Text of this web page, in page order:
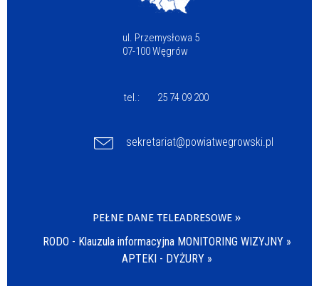
ul. Przemysłowa 5
07-100 Węgrów
tel.: 25 74 09 200
sekretariat@powiatwegrowski.pl
PEŁNE DANE TELEADRESOWE »
RODO - Klauzula informacyjna MONITORING WIZYJNY »
APTEKI - DYŻURY »